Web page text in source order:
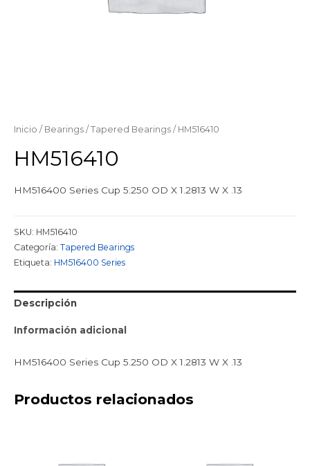
Inicio / Bearings / Tapered Bearings / HM516410
HM516410
HM516400 Series Cup 5.250 OD X 1.2813 W X .13
SKU: HM516410
Categoría: Tapered Bearings
Etiqueta: HM516400 Series
Descripción
Información adicional
HM516400 Series Cup 5.250 OD X 1.2813 W X .13
Productos relacionados